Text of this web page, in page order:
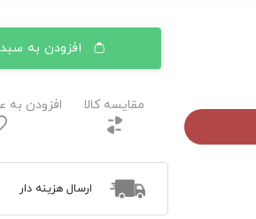
افزودن به
مقایسه کالا افزودن به
ارسال هزینه دار